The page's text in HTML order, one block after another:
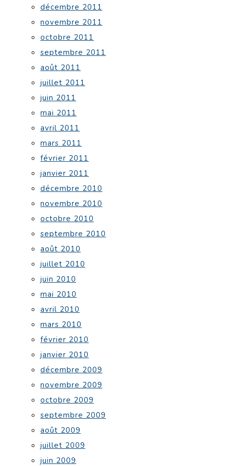
décembre 2011
novembre 2011
octobre 2011
septembre 2011
août 2011
juillet 2011
juin 2011
mai 2011
avril 2011
mars 2011
février 2011
janvier 2011
décembre 2010
novembre 2010
octobre 2010
septembre 2010
août 2010
juillet 2010
juin 2010
mai 2010
avril 2010
mars 2010
février 2010
janvier 2010
décembre 2009
novembre 2009
octobre 2009
septembre 2009
août 2009
juillet 2009
juin 2009